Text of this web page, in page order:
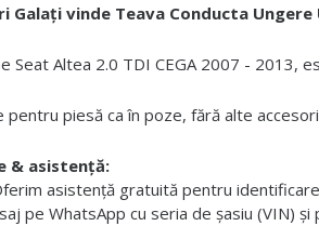
Galați vinde Teava Conducta
Seat Altea 2.0 TDI CEGA 2007 - 2013,
pentru piesă ca în poze, fără alte
& asistență:
asistență gratuită pentru
pe WhatsApp cu seria de șasiu (VIN)